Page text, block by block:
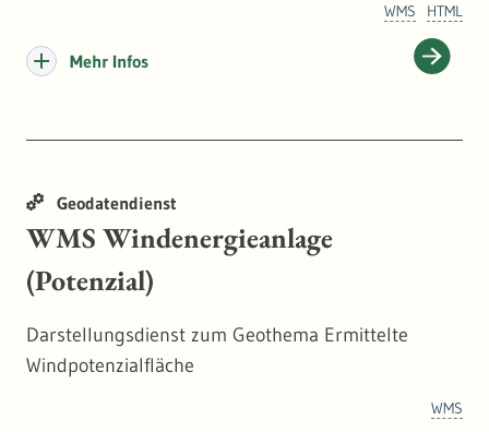
Planungshinweiskarte (50 x 50 m), die diese
klimatischen Belastungs- und Ausgleichsräume
Stadtplanung als wichtige Hinweise für
Handlungspotentiale oder zur Ausweisung von
Flächen zur Siedlungs- bzw. Gewerbeentwicklung
dienen.
HTML
WMS
Mehr Infos
Geodatendienst
WMS Windenergieanlage
(Potenzial)
Darstellungsdienst zum Geothema Ermittelte
Windpotenzialfläche
WMS